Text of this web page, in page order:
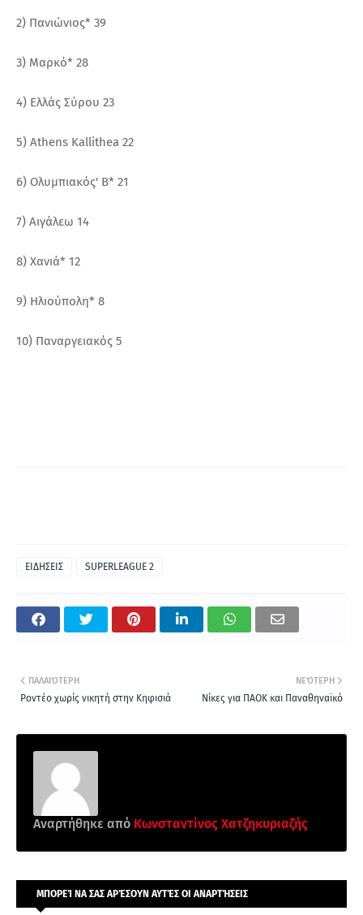
2) Πανιώνιος* 39
3) Μαρκό* 28
4) Ελλάς Σύρου 23
5) Athens Kallithea 22
6) Ολυμπιακός' Β* 21
7) Αιγάλεω 14
8) Χανιά* 12
9) Ηλιούπολη* 8
10) Παναργειακός 5
ΕΙΔΗΣΕΙΣ SUPERLEAGUE 2
ΝΕΌΤΕΡΗ
Νίκες για ΠΑΟΚ και Παναθηναϊκό
ΠΑΛΑΙΌΤΕΡΗ
Ροντέο χωρίς νικητή στην Κηφισιά
Αναρτήθηκε από Κωνσταντίνος Χατζηκυριαζής
ΜΠΟΡΕΊ ΝΑ ΣΑΣ ΑΡΈΣΟΥΝ ΑΥΤΈΣ ΟΙ ΑΝΑΡΤΉΣΕΙΣ